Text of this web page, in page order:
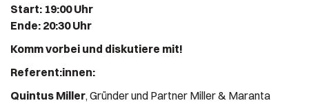
Start: 19:00 Uhr
Ende: 20:30 Uhr
Komm vorbei und diskutiere mit!
Referent:innen:
Quintus Miller, Gründer und Partner Miller & Maranta